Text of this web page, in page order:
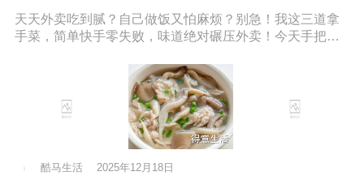
天天外卖吃到腻？自己做饭又怕麻烦？别急！我这三道拿
手菜，简单快手零失败，味道绝对碾压外卖！今天手把手
酷马生活 2025年12月18日